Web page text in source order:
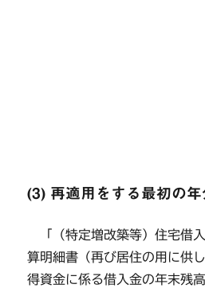
(3) 再適用をする最初の
「（特定増改築等）住宅借
算明細書（再び居住の用に供
得資金に係る借入金の年末残